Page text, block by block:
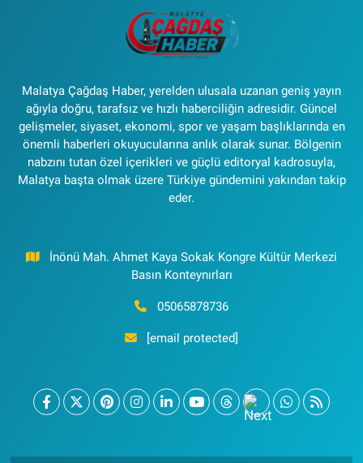
Malatya Çağdaş Haber, yerelden ulusala uzanan geniş yayın
ağıyla doğru, tarafsız ve hızlı haberciliğin adresidir. Güncel
gelişmeler, siyaset, ekonomi, spor ve yaşam başlıklarında en
önemli haberleri okuyucularına anlık olarak sunar. Bölgenin
nabzını tutan özel içerikleri ve güçlü editoryal kadrosuyla,
Malatya başta olmak üzere Türkiye gündemini yakından takip
eder.
İnönü Mah. Ahmet Kaya Sokak Kongre Kültür Merkezi
Basın Konteynırları
05065878736
[email protected]